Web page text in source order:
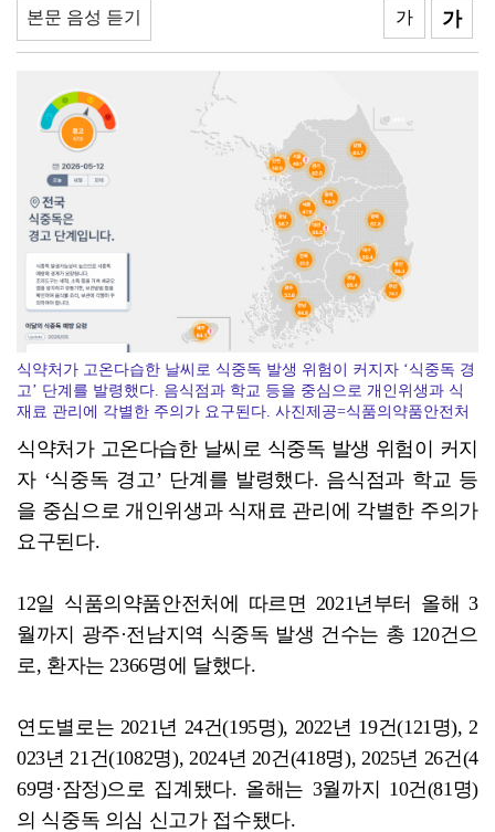
무안오승우미술관, 자연과 빛이 어우러진 기획전 개최
현대차 ‘디 올 뉴 아반떼’, 계약 첫날 1만대 돌파
코스피, 차익실현 매물에 6300선 약세
본문 음성 듣기 가
가
식약처가 고온다습한 날씨로 식중독 발생 위험이 커지자 ‘식중독 경
고’ 단계를 발령했다. 음식점과 학교 등을 중심으로 개인위생과 식
재료 관리에 각별한 주의가 요구된다. 사진제공=식품의약품안전처
식약처가 고온다습한 날씨로 식중독 발생 위험이 커지
자 ‘식중독 경고’ 단계를 발령했다. 음식점과 학교 등
을 중심으로 개인위생과 식재료 관리에 각별한 주의가
요구된다.
12일 식품의약품안전처에 따르면 2021년부터 올해 3
월까지 광주·전남지역 식중독 발생 건수는 총 120건으
로, 환자는 2366명에 달했다.
연도별로는 2021년 24건(195명), 2022년 19건(121명), 2
023년 21건(1082명), 2024년 20건(418명), 2025년 26건(4
69명·잠정)으로 집계됐다. 올해는 3월까지 10건(81명)
의 식중독 의심 신고가 접수됐다.